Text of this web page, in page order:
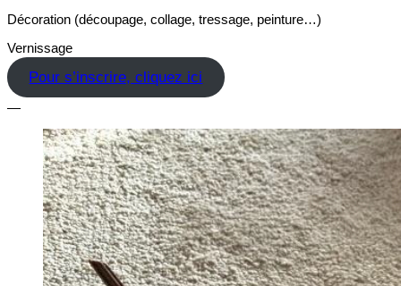
Décoration (découpage, collage, tressage, peinture…)
Vernissage
Pour s’inscrire, cliquez ici
—